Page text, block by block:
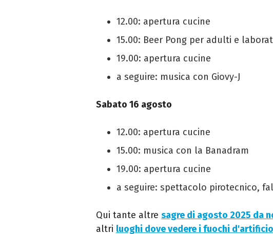
12.00: apertura cucine
15.00: Beer Pong per adulti e
19.00: apertura cucine
a seguire: musica con Giovy-J
Sabato 16 agosto
12.00: apertura cucine
15.00: musica con la Banadram
19.00: apertura cucine
a seguire: spettacolo pirotecnico,
Qui tante altre sagre di agosto 2025 da
altri luoghi dove vedere i fuochi